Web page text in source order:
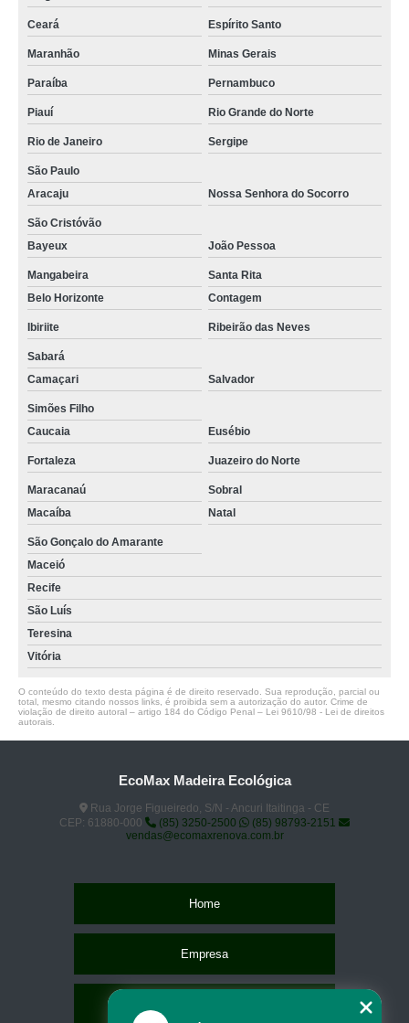
Ceará Espírito Santo
Maranhão Minas Gerais
Paraíba Pernambuco
Piauí Rio Grande do Norte
Rio de Janeiro Sergipe
São Paulo
Aracaju
Nossa Senhora do Socorro
São Cristóvão
Bayeux
João Pessoa
Mangabeira
Santa Rita
Belo Horizonte
Contagem
Ibiriite Ribeirão das Neves
Sabará
Camaçari
Salvador
Simões Filho
Caucaia
Eusébio
Fortaleza Juazeiro do Norte
Maracanaú
Sobral
Macaíba
Natal
São Gonçalo do Amarante
Maceió
Recife
São Luís
Teresina
Vitória
O conteúdo do texto desta página é de direito reservado. Sua reprodução, parcial ou
total, mesmo citando nossos links, é proibida sem a autorização do autor. Crime de
violação de direito autoral – artigo 184 do Código Penal – Lei 9610/98 - Lei de direitos
autorais
EcoMax Madeira Ecológica
Rua Jorge Figueiredo, S/N - Ancuri Itaitinga - CE
CEP: 61880-000
(85) 3250-2500
(85) 98793-2151
vendas@ecomaxrenova.com.br
Home
Empresa